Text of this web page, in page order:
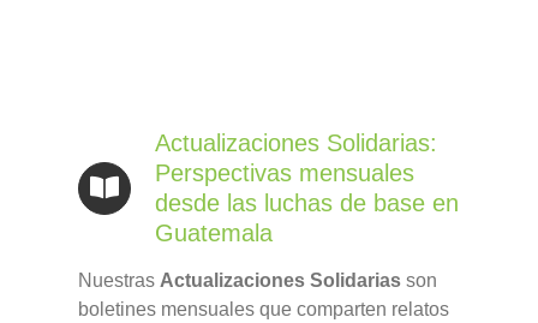
Actualizaciones Solidarias:
Perspectivas mensuales
desde las luchas de base en
Guatemala
Nuestras Actualizaciones Solidariasson
boletines mensuales que comparten relatos